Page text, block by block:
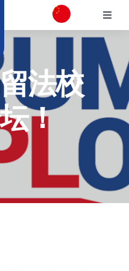
切
换
导
航
法校
！